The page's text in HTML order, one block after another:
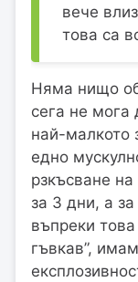
вече
това са
Няма нищо
сега не мога
най-малкото
едно
рзкъсване
за 3 дни, а
въпреки
гъвкав”,